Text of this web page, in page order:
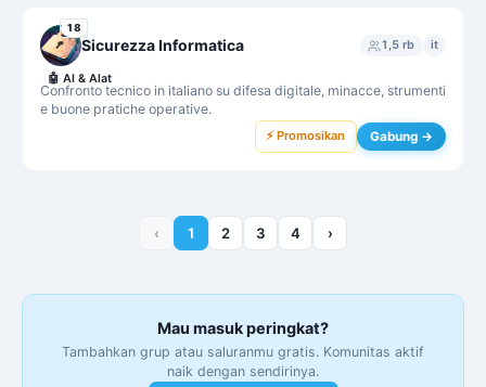
18
Sicurezza Informatica 1,5 rb it
Confronto tecnico in italiano su difesa digitale, minacce, strumenti
e buone pratiche operative.
🤖 AI & Alat
⚡ Promosikan Gabung →
‹ 1 2 3 4 ›
Mau masuk peringkat?
Tambahkan grup atau saluranmu gratis. Komunitas aktif
naik dengan sendirinya.